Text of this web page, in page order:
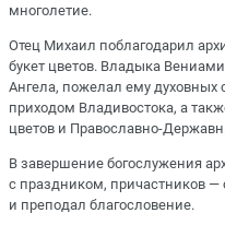
многолетие.
Отец Михаил поблагодарил
букет цветов. Владыка
Ангела, пожелал ему
приходом Владивостока, а
цветов и Православно-
В завершение богослужения
с праздником, причастников
и преподал благословение.